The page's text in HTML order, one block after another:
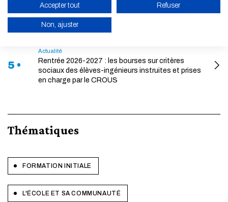
ANNULER
Rentrée 2026-2027 : l'École met en place une aide
pour les élèves-ingénieurs non éligibles aux
bourses CROUS
5 •
Actualité
Rentrée 2026-2027 : les bourses sur critères
sociaux des élèves-ingénieurs instruites et prises
en charge par le CROUS
Thématiques
FORMATION INITIALE
L'ÉCOLE ET SA COMMUNAUTÉ
Accepter tout Refuser
Non, ajuster